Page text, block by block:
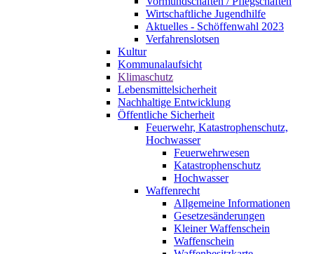
Wirtschaftliche Jugendhilfe
Aktuelles - Schöffenwahl 2023
Verfahrenslotsen
Kultur
Kommunalaufsicht
Klimaschutz
Lebensmittelsicherheit
Nachhaltige Entwicklung
Öffentliche Sicherheit
Feuerwehr, Katastrophenschutz,
Hochwasser
Feuerwehrwesen
Katastrophenschutz
Hochwasser
Waffenrecht
Allgemeine Informationen
Gesetzesänderungen
Kleiner Waffenschein
Waffenschein